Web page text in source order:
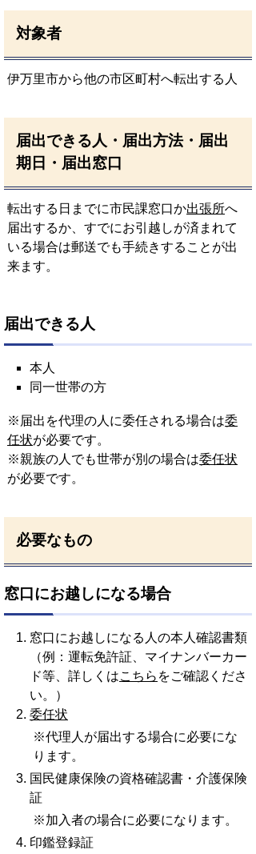
対象者
伊万里市から他の市区町村へ転出する人
届出できる人・届出方法・届出
期日・届出窓口
転出する日までに市民課窓口か出張所へ
届出するか、すでにお引越しが済まれて
いる場合は郵送でも手続きすることが出
来ます。
届出できる人
本人
同一世帯の方
※届出を代理の人に委任される場合は委
任状が必要です。
※親族の人でも世帯が別の場合は委任状
が必要です。
必要なもの
窓口にお越しになる場合
窓口にお越しになる人の本人確認書類
（例：運転免許証、マイナンバーカー
ド等、詳しくはこちら をご確認くださ
い。）
委任状
※代理人が届出する場合に必要にな
ります。
国民健康保険の資格確認書・介護保険
証
※加入者の場合に必要になります。
印鑑登録証